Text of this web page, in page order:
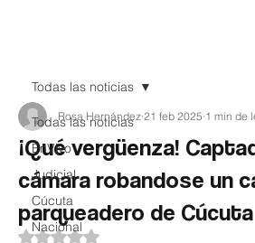
Todas las noticias
EnVivo
Judicial
Cúcuta
Nacional
Todas las noticias
¡Qué vergüenza!
cámara robandose un
parqueadero de Cúcuta
Rosa Hernández 21 feb 2025 1 min de
Obtuvo NaN de 5 estrellas.